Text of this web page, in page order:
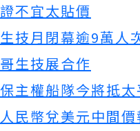
證不宜太貼價
生技月閉幕逾9萬人
哥生技展合作
保主權船隊今將抵
人民幣兌美元中間